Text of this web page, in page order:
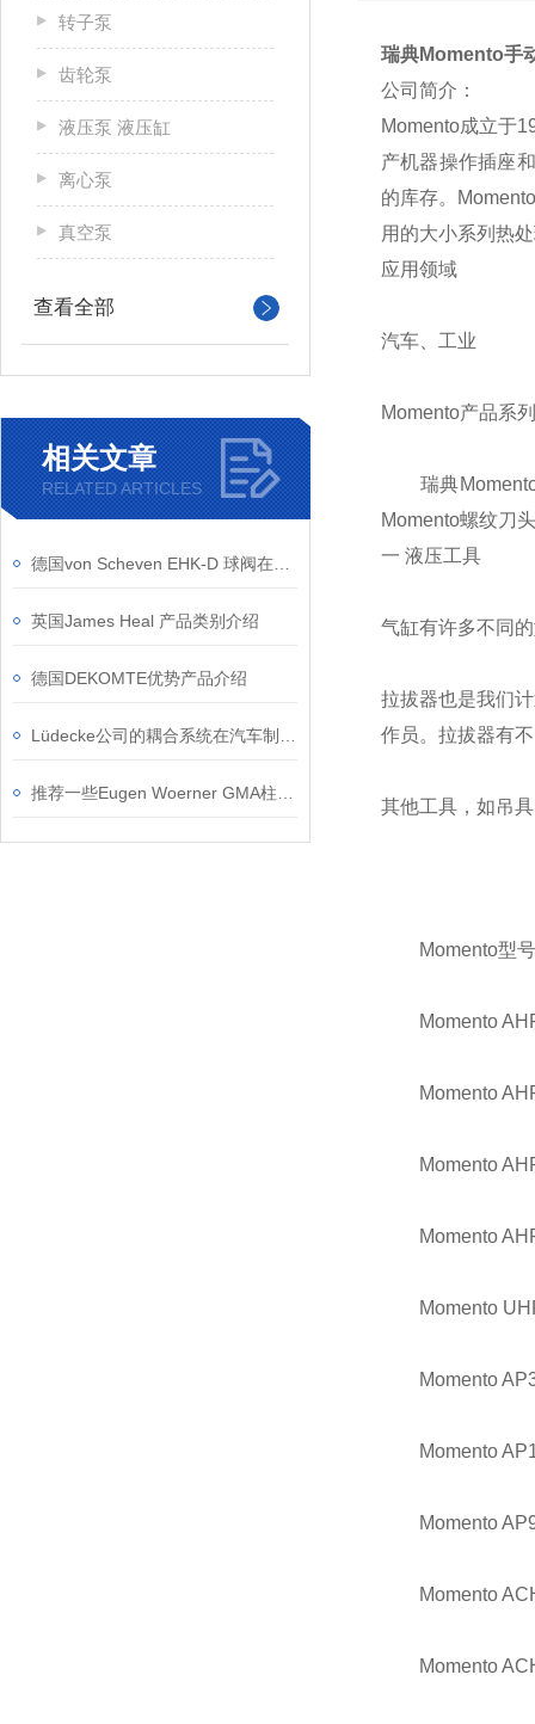
转子泵
齿轮泵
液压泵 液压缸
离心泵
真空泵
查看全部
相关文章
RELATED ARTICLES
英国James Heal 产品类别介绍
德国DEKOMTE优势产品介绍
瑞典Momento手
公司简介：
Momento成立于
产机器操作插座
的库存。
用的大小系列热
应用领域
汽车、工业
Momento产品系
瑞典Momento
Momento螺纹刀
一 液压工具
气缸有许多不同
拉拔器也是我们
作员。拉拔器有
其他工具，如吊
Momento型号
Momento
Momento
Momento
Momento
Momento
Momento
Momento
Momento
Momento
Momento